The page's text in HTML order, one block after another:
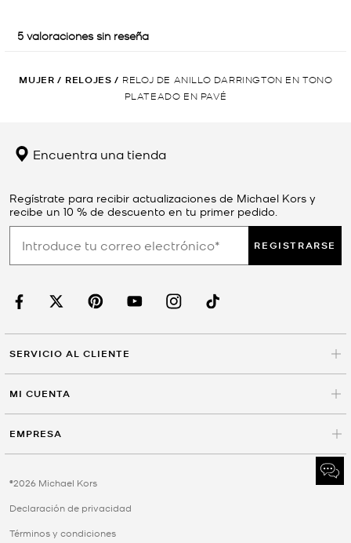
MUJER / RELOJES / RELOJ DE ANILLO DARRINGTON EN TONO
PLATEADO EN PAVÉ
Encuentra una tienda
Regístrate para recibir actualizaciones de Michael Kors y
recibe un 10 % de descuento en tu primer pedido.
REGISTRARSE
SERVICIO AL CLIENTE
MI CUENTA
EMPRESA
©2026 Michael Kors
Declaración de privacidad
Términos y condiciones